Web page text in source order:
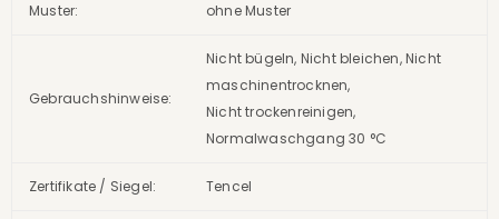
Muster: ohne Muster
Gebrauchshinweise:
Nicht bügeln, Nicht bleichen, Nicht
maschinentrocknen,
Nicht trockenreinigen,
Normalwaschgang 30 °C
Zertifikate / Siegel: Tencel